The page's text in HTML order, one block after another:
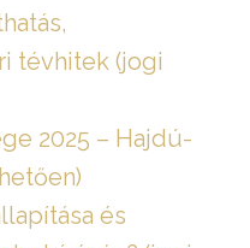
tévhitek (jogi
2025 – Hajdú-
és